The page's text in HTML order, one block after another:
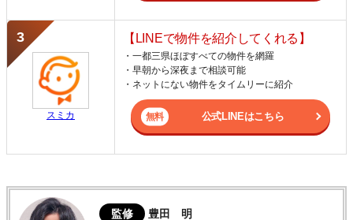
スミカ
【LINEで物件を紹介してくれる】
・一都三県ほぼすべての物件を網羅
・早朝から深夜まで相談可能
・ネットにない物件をタイムリーに紹介
公式LINEはこちら
監修 豊田 明